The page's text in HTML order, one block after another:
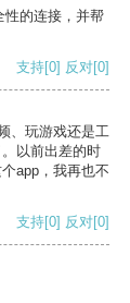
性的连接，并帮
支持[0] 反对[0]
、玩游戏还是工
以前出差的时
app，我再也不
支持[0] 反对[0]